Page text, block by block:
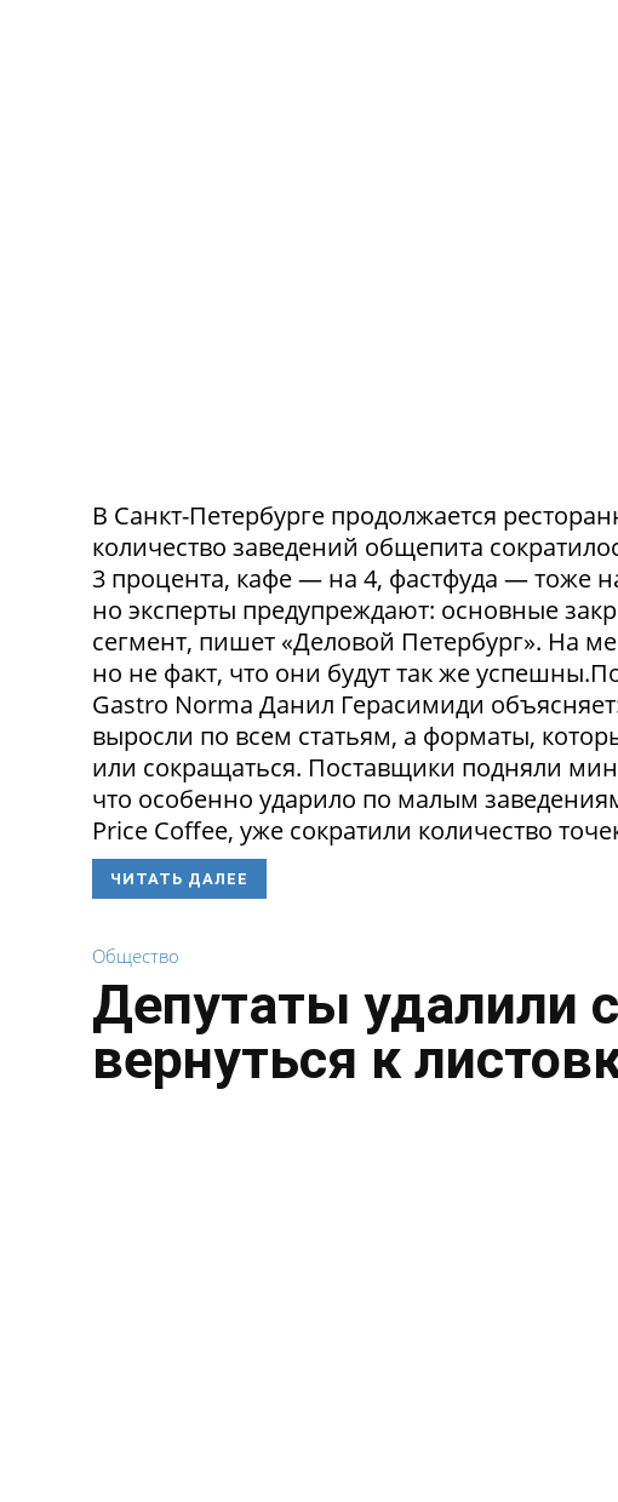
В Санкт-Петербурге продолжается
количество заведений общепита
3 процента, кафе — на 4, фастфуда — тоже
но эксперты предупреждают: основные
сегмент, пишет «Деловой Петербург». На
но не факт, что они будут так же
Gastro Norma Данил Герасимиди
выросли по всем статьям, а форматы,
или сокращаться. Поставщики подняли
что особенно ударило по малым
Price Coffee, уже сократили количество
ЧИТАТЬ ДАЛЕЕ
Общество
Депутаты удалили
вернуться к